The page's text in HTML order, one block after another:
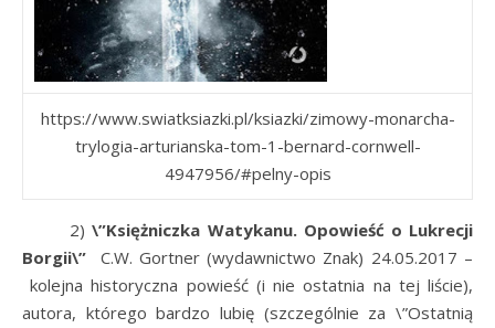
https://www.swiatksiazki.pl/ksiazki/zimowy-monarcha-
trylogia-arturianska-tom-1-bernard-cornwell-
4947956/#pelny-opis
2)\”Księżniczka Watykanu. Opowieść o Lukrecji
Borgii\”
C.W. Gortner (wydawnictwo Znak) 24.05.2017 –
kolejna historyczna powieść (i nie ostatnia na tej liście),
autora, którego bardzo lubię (szczególnie za \”Ostatnią